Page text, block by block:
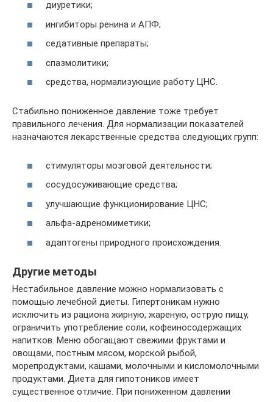
диуретики;
ингибиторы ренина и АПФ;
седативные препараты;
спазмолитики;
средства, нормализующие работу ЦНС.
Стабильно пониженное давление тоже требует
правильного лечения. Для нормализации показателей
назначаются лекарственные средства следующих групп:
стимуляторы мозговой деятельности;
сосудосуживающие средства;
улучшающие функционирование ЦНС;
альфа-адреномиметики;
адаптогены природного происхождения.
Другие методы
Нестабильное давление можно нормализовать с
помощью лечебной диеты. Гипертоникам нужно
исключить из рациона жирную, жареную, острую пищу,
ограничить употребление соли, кофеиносодержащих
напитков. Меню обогащают свежими фруктами и
овощами, постным мясом, морской рыбой,
морепродуктами, кашами, молочными и кисломолочными
продуктами. Диета для гипотоников имеет
существенное отличие. При пониженном давлении